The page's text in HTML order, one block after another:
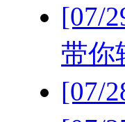
[07/
带你
[07/